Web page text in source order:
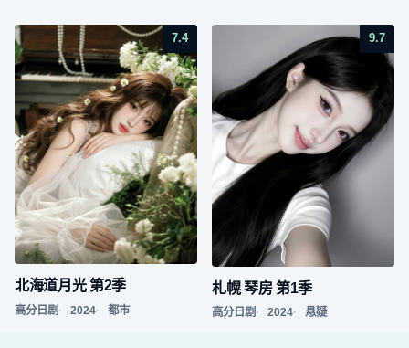
7.4
北海道月光 第2季
高分日剧 2024 都市
9.7
札幌 琴房 第1季
高分日剧 2024 悬疑